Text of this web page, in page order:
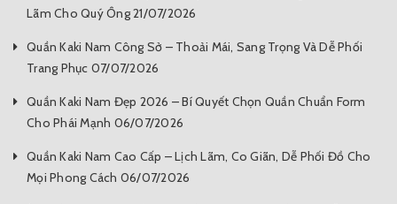
Lãm Cho Quý Ông 21/07/2026
Quần Kaki Nam Công Sở – Thoải Mái, Sang Trọng Và Dễ Phối
Trang Phục 07/07/2026
Quần Kaki Nam Đẹp 2026 – Bí Quyết Chọn Quần Chuẩn Form
Cho Phái Mạnh 06/07/2026
Quần Kaki Nam Cao Cấp – Lịch Lãm, Co Giãn, Dễ Phối Đồ Cho
Mọi Phong Cách 06/07/2026